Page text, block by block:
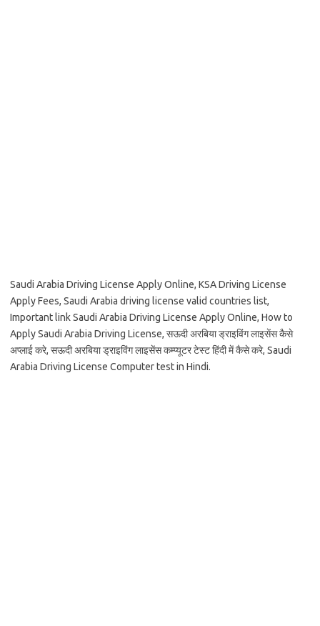
Saudi Arabia Driving License Apply Online, KSA Driving License
Apply Fees, Saudi Arabia driving license valid countries list,
Important link Saudi Arabia Driving License Apply Online, How to
Apply Saudi Arabia Driving License, सऊदी अरबिया ड्राइविंग लाइसेंस कैसे
अप्लाई करे, सऊदी अरबिया ड्राइविंग लाइसेंस कम्प्यूटर टेस्ट हिंदी में कैसे करे, Saudi
Arabia Driving License Computer test in Hindi.